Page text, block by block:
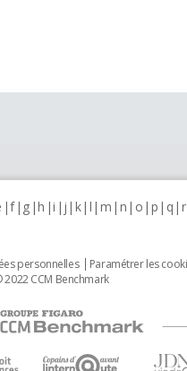
f g h i j k l m n o p q r
personnelles Paramétrer les
2022 CCM Benchmark